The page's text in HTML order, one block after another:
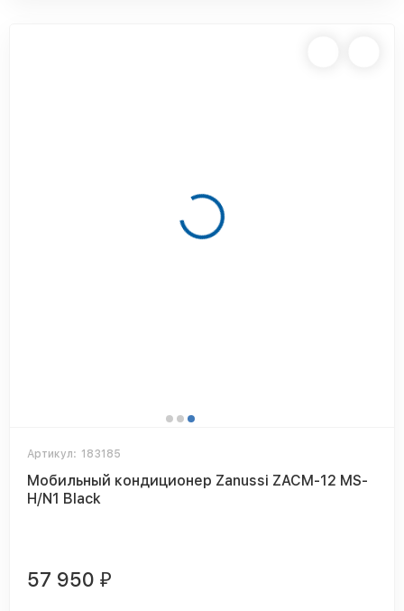
Артикул: 183185
Мобильный кондиционер Zanussi ZACM-12 MS-
H/N1 Black
57 950 ₽